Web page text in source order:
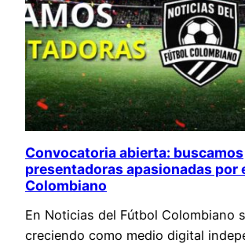
Convocatoria abierta: buscamos
presentadoras apasionadas por
Colombiano
En Noticias del Fútbol Colombiano
creciendo como medio digital